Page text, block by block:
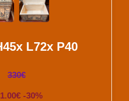
L72x P40
330€
-30%